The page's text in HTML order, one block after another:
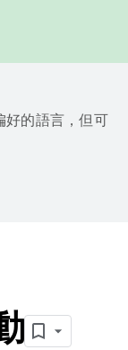
好的語言，但可